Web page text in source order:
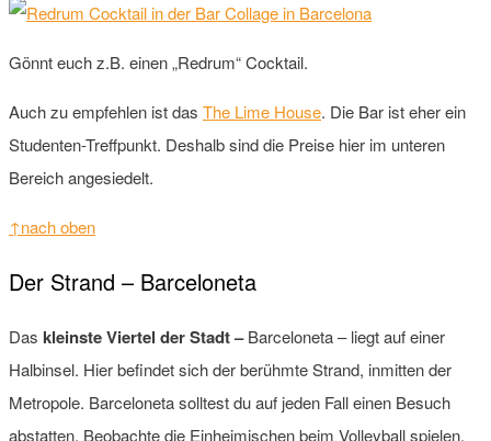
Gönnt euch z.B. einen „Redrum“ Cocktail.
Auch zu empfehlen ist das The Lime House. Die Bar ist eher ein
Studenten-Treffpunkt. Deshalb sind die Preise hier im unteren
Bereich angesiedelt.
↑nach oben
Der Strand – Barceloneta
Das kleinste Viertel der Stadt –Barceloneta – liegt auf einer
Halbinsel. Hier befindet sich der berühmte Strand, inmitten der
Metropole. Barceloneta solltest du auf jeden Fall einen Besuch
abstatten. Beobachte die Einheimischen beim Volleyball spielen,